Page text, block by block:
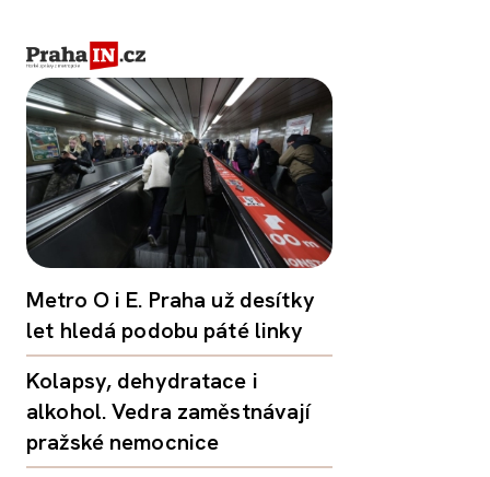
Metro O i E. Praha už desítky
let hledá podobu páté linky
Kolapsy, dehydratace i
alkohol. Vedra zaměstnávají
pražské nemocnice